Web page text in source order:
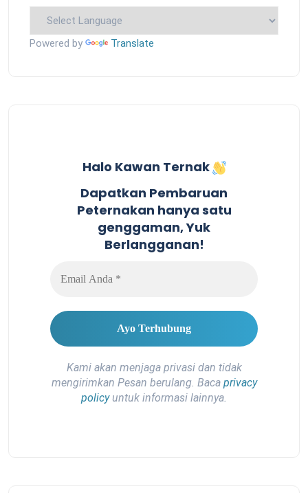
Powered by Translate
Halo Kawan Ternak
Dapatkan Pembaruan
Peternakan hanya satu
genggaman, Yuk
Berlangganan!
Kami akan menjaga privasi dan tidak
mengirimkan Pesan berulang. Baca privacy
policyuntuk informasi lainnya.